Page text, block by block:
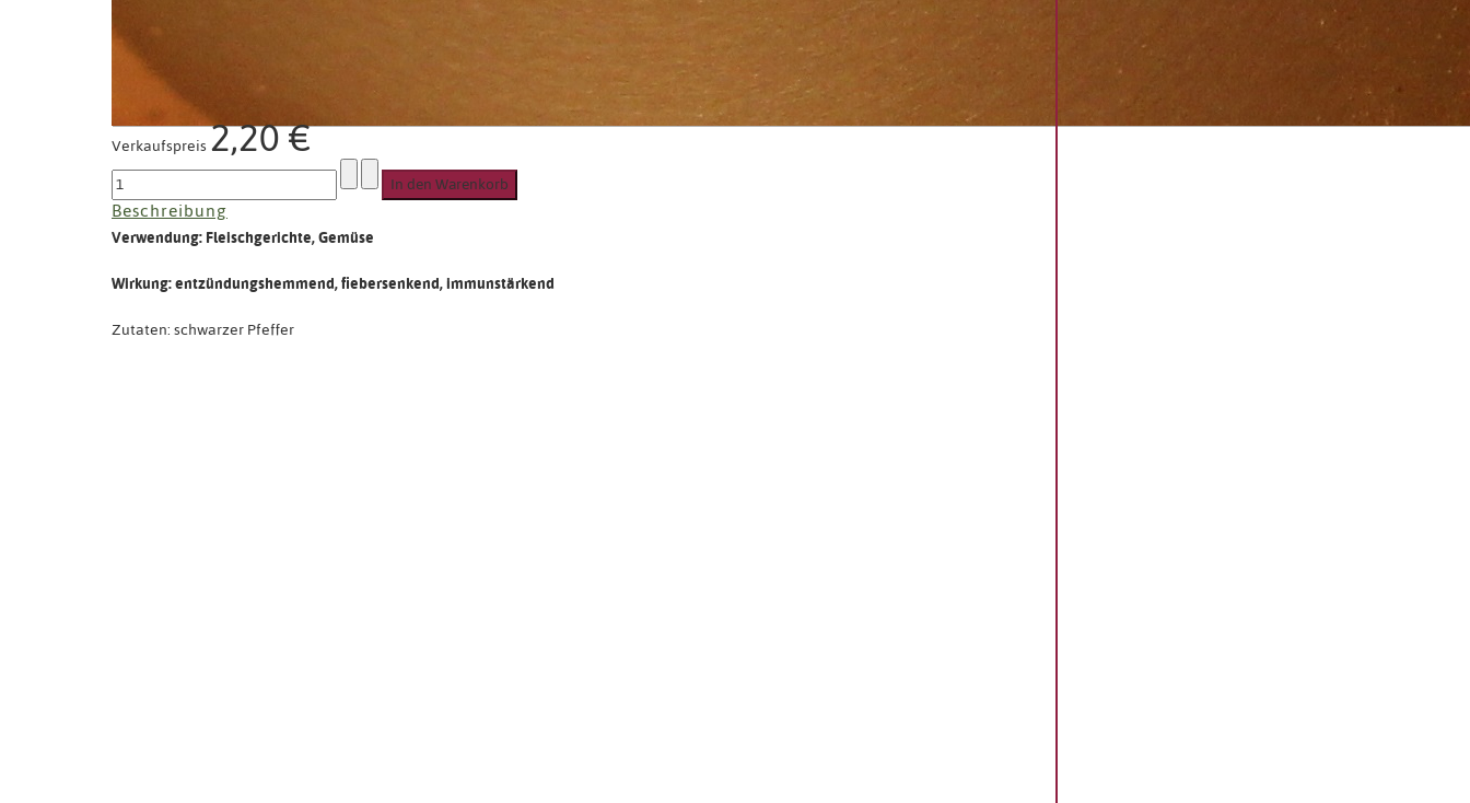
Verkaufspreis2,20 €
Beschreibung
Verwendung: Fleischgerichte, Gemüse
Wirkung: entzündungshemmend, fiebersenkend, immunstärkend
Zutaten: schwarzer Pfeffer